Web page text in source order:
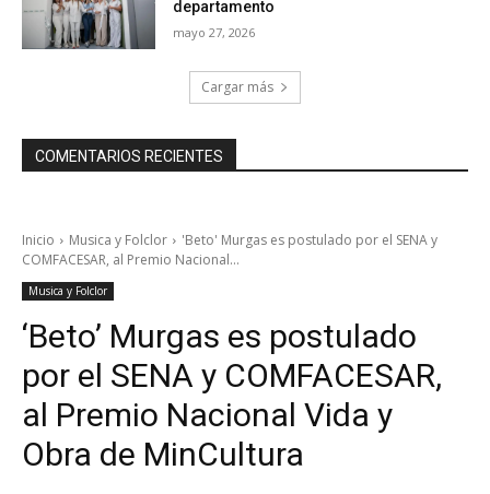
departamento
mayo 27, 2026
Cargar más
COMENTARIOS RECIENTES